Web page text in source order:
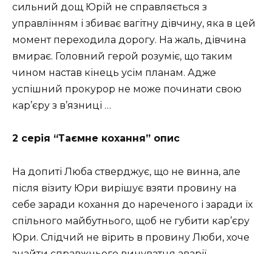
сильний дощ Юрій не справляється з
управлінням і збиває вагітну дівчину, яка в цей
момент переходила дорогу. На жаль, дівчина
вмирає. Головний герой розуміє, що таким
чином настав кінець усім планам. Адже
успішний прокурор не може починати свою
кар’єру з в’язниці …
2 серія “Таємне кохання” опис
На допиті Люба стверджує, що не винна, але
після візиту Юри вирішує взяти провину на
себе заради кохання до нареченого і заради їх
спільного майбутнього, щоб не губити кар’єру
Юри. Слідчий не вірить в провину Люби, хоче